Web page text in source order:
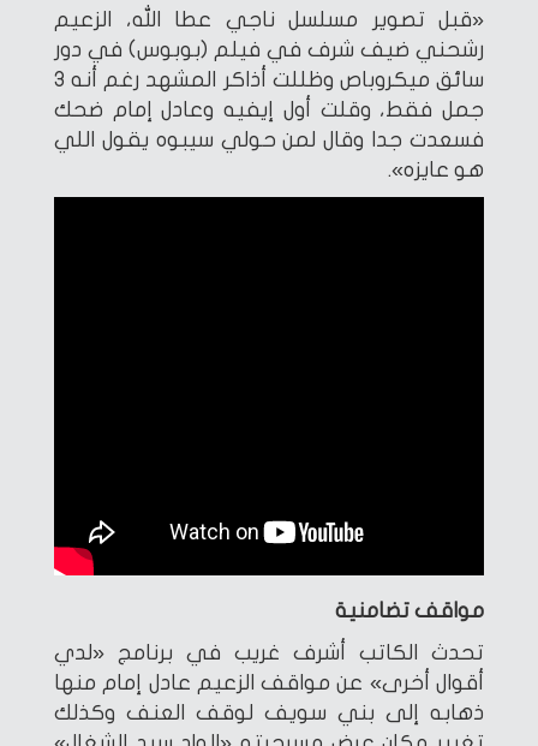
«قبل تصوير مسلسل ناجي عطا الله، الزعيم
رشحني ضيف شرف في فيلم (بوبوس) في دور
سائق ميكروباص وظللت أذاكر المشهد رغم أنه 3
جمل فقط، وقلت أول إيفيه وعادل إمام ضحك
فسعدت جدا وقال لمن حولي سيبوه يقول اللي
هو عايزه».
مواقف تضامنية
تحدث الكاتب أشرف غريب في برنامج «لدي
أقوال أخرى» عن مواقف الزعيم عادل إمام منها
ذهابه إلى بني سويف لوقف العنف وكذلك